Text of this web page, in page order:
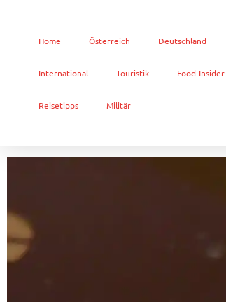
Home Österreich Deutschland
International Touristik Food-Insider
Reisetipps Militär